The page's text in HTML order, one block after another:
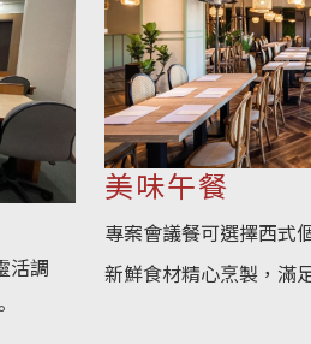
活調
美味午餐
專案會議餐可選擇西式
新鮮食材精心烹製，滿